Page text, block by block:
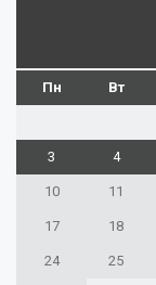
Пн Вт
3 4
10 11
17 18
24 25